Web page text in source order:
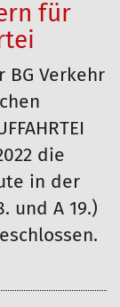
für
BG Verkehr
die
in der
und A 19.)